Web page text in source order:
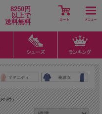
8250円
以上で
送料無料
85件）